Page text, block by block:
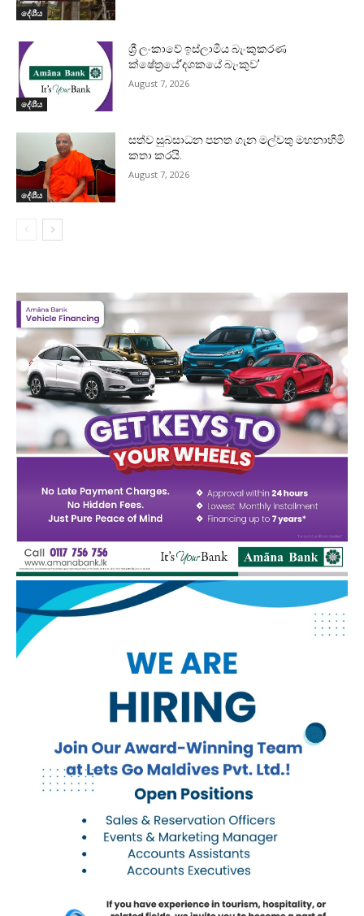
දේශීය
දේශීය
ශ්‍රී ලංකාවේ ඉස්ලාමීය බැංකුකරණ
ක්ෂේත්‍රයේ‘දශකයේ බැංකුව’
August 7, 2026
දේශීය
සත්ව සුබසාධන පනත ගැන මල්වතු මහනාහිමි
කතා කරයි.
August 7, 2026